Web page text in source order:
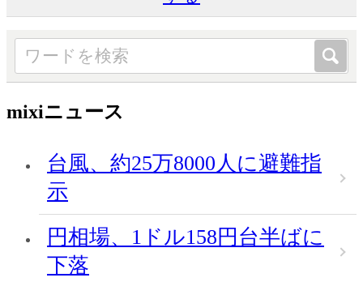
mixiニュース
台風、約25万8000人に避難指
示
円相場、1ドル158円台半ばに
下落